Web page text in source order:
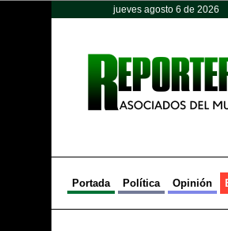
jueves agosto 6 de 2026
Portada Política Opinión
Opinión Política